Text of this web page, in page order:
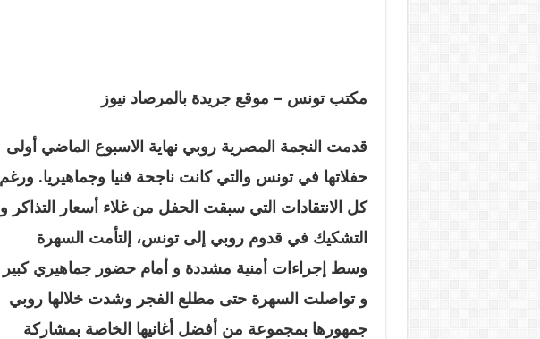
مكتب تونس – موقع جريدة بالمرصاد نيوز
قدمت النجمة المصرية روبي نهاية الاسبوع الماضي أولى
حفلاتها في تونس والتي كانت ناجحة فنيا وجماهيريا. ورغم
كل الانتقادات التي سبقت الحفل من غلاء أسعار التذاكر و
التشكيك في قدوم روبي إلى تونس، إلتأمت السهرة
وسط إجراءات أمنية مشددة و أمام حضور جماهيري كبير
و تواصلت السهرة حتى مطلع الفجر وشدت خلالها روبي
جمهورها بمجموعة من أفضل أغانيها الخاصة بمشاركة